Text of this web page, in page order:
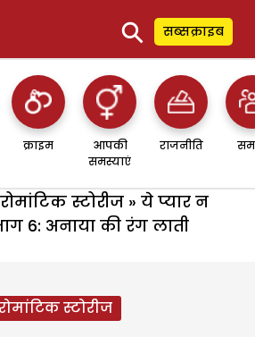
⚲ सब्सक्राइब
क्राइम
आपकी
समस्याएं
राजनीति
रोमांटिक स्टोरीज » ये प्यार न
6: अनाया की रंग लाती
स्टोरीज